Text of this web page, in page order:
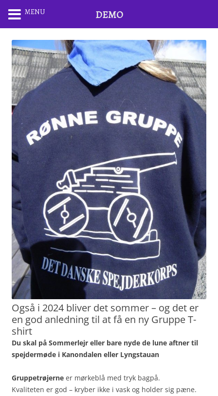
Også i 2024 bliver det sommer – og det er
en god anledning til at få en ny Gruppe T-
shirt
Du skal på Sommerlejr eller bare nyde de lune aftner til
spejdermøde i Kanondalen eller Lyngstauan
Gruppetrøjerne er mørkeblå med tryk bagpå.
Kvaliteten er god – kryber ikke i vask og holder sig pæne.
MENU DEMO